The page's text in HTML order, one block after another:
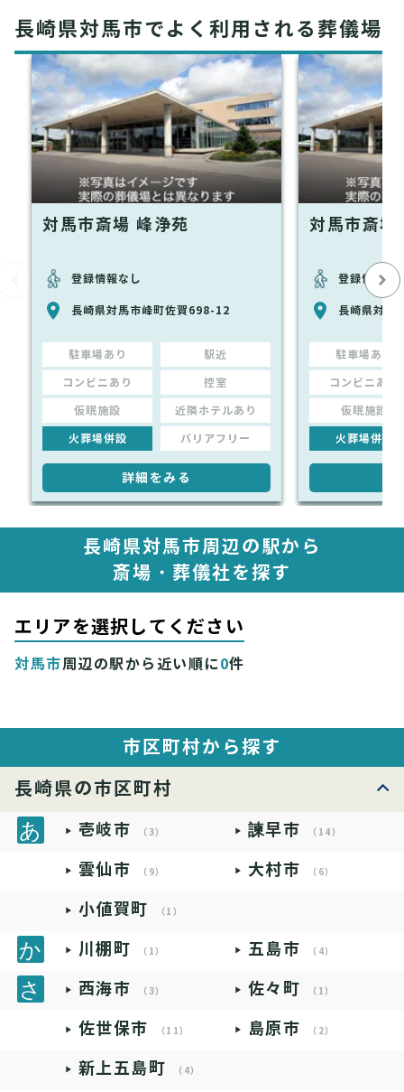
長崎県対馬市でよく利用される葬儀場
対馬市斎場 峰浄苑
登録情報なし
長崎県対馬市峰町佐賀698-12
駐車場あり 駅近
コンビニあり 控室
仮眠施設 近隣ホテルあり
火葬場併設 バリアフリー
詳細をみる
対馬市斎場
登録情報な
長崎県対馬
駐車場あり
コンビニあり
仮眠施設
火葬場併設
長崎県対馬市周辺の駅から
斎場・葬儀社を探す
エリアを選択してください
対馬市周辺の駅から近い順に0件
市区町村から探す
長崎県の市区町村
壱岐市 （3） 諫早市 （14）
雲仙市 （9） 大村市 （6）
小値賀町 （1）
川棚町 （1） 五島市 （4）
西海市 （3） 佐々町 （1）
佐世保市 （11） 島原市 （2）
新上五島町 （4）